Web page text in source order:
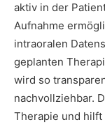
aktiv in der
Aufnahme
intraoralen
geplanten
wird so
nachvollziehbar.
Therapie und hilft